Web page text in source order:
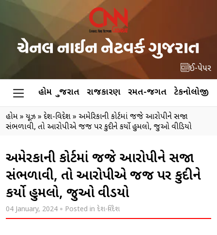
ઈ-પેપર
હોમ ગુજરાત રાજકારણ રમત-જગત ટેકનોલોજી
હોમ» ન્યૂઝ » દેશ-વિદેશ» અમેરિકાની કોર્ટમાં જજે આરોપીને સજા
સંભળાવી, તો આરોપીએ જજ પર કુદીને કર્યો હુમલો, જુઓ વીડિયો
અમેરિકાની કોર્ટમાં જજે આરોપીને સજા
સંભળાવી, તો આરોપીએ જજ પર કુદીને
કર્યો હુમલો, જુઓ વીડિયો
04 January, 2024 Posted in દેશ-વિદેશ